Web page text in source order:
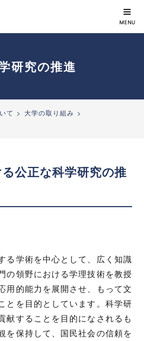
研究の推進
て
大学の取り組み
公正な科学研究の推
る学術を中心として、広く知識
の領野における学理技術を教授
用的能力を展開させ、もって文
とを目的としています。科学研
献することを目的になされるも
を保持して、国民社会の信頼を